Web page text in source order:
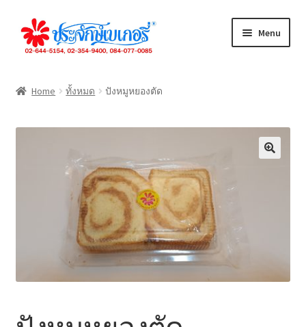
Skip
to
Skip
to
Menu
Home ทั้งหมด ปังหมูหยองตัด